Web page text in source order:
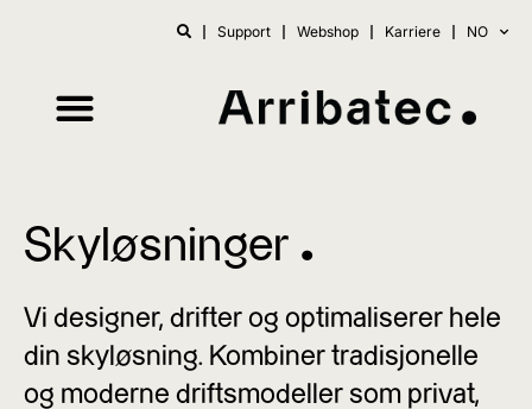
Support Webshop Karriere NO
Skyløsninger ^
Vi designer, drifter og optimaliserer hele
din skyløsning. Kombiner tradisjonelle
og moderne driftsmodeller som privat,